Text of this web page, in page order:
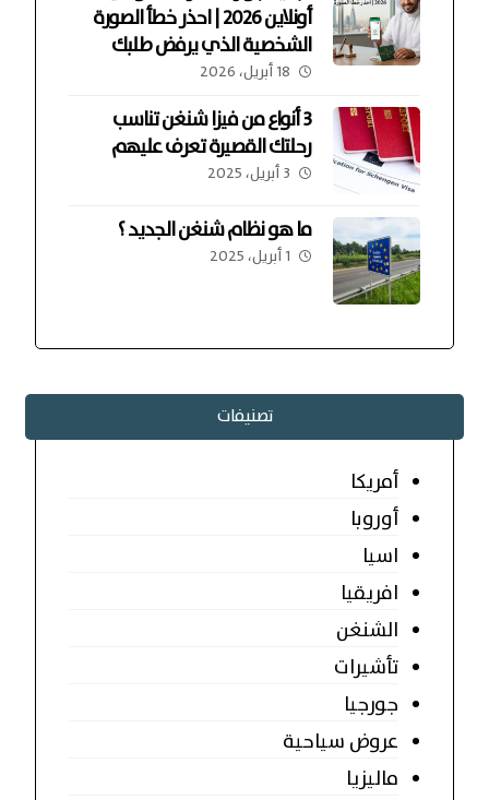
أونلاين 2026 | احذر خطأ الصورة
الشخصية الذي يرفض طلبك
18 أبريل، 2026
3 أنواع من فيزا شنغن تناسب
رحلتك القصيرة تعرف عليهم
3 أبريل، 2025
ما هو نظام شنغن الجديد ؟
1 أبريل، 2025
تصنيفات
أمريكا
أوروبا
اسيا
افريقيا
الشنغن
تأشيرات
جورجيا
عروض سياحية
ماليزيا